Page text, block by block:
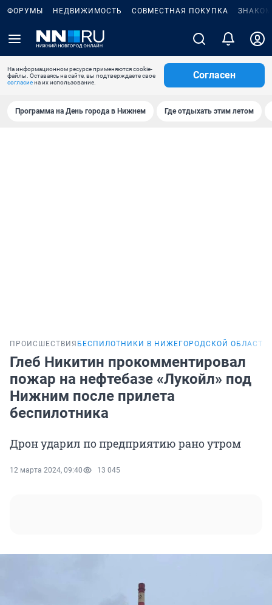
ФОРУМЫ НЕДВИЖИМОСТЬ СОВМЕСТНАЯ ПОКУПКА
На информационном ресурсе применяются cookie-
файлы. Оставаясь на сайте, вы подтверждаете свое
согласиена их использование.
Согласен
Программа на День города в Нижнем Где отдыхать этим летом
ПРОИСШЕСТВИЯ БЕСПИЛОТНИКИ В НИЖЕГОРОДСКОЙ ОБЛАСТИ
Глеб Никитин прокомментировал
пожар на нефтебазе «Лукойл» под
Нижним после прилета
беспилотника
Дрон ударил по предприятию рано утром
12 марта 2024, 09:40 13 045